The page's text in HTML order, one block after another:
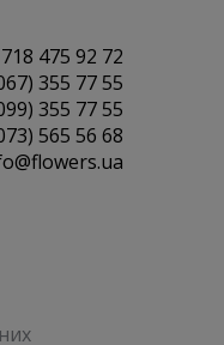
475 92 72
355 77 55
355 77 55
565 56 68